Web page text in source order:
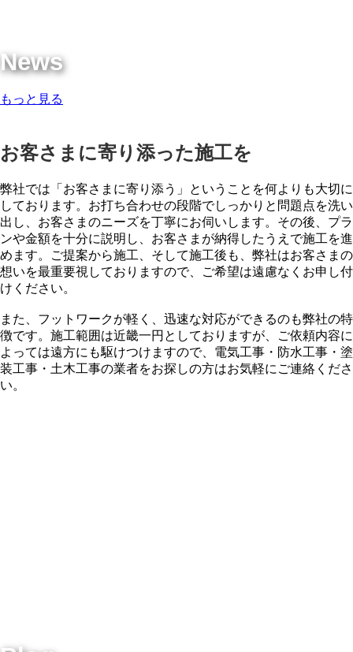
News
もっと見る
お客さまに寄り添った施工を
弊社では「お客さまに寄り添う」ということを何よりも大切に
しております。お打ち合わせの段階でしっかりと問題点を洗い
出し、お客さまのニーズを丁寧にお伺いします。その後、プラ
ンや金額を十分に説明し、お客さまが納得したうえで施工を進
めます。ご提案から施工、そして施工後も、弊社はお客さまの
想いを最重要視しておりますので、ご希望は遠慮なくお申し付
けください。
また、フットワークが軽く、迅速な対応ができるのも弊社の特
徴です。施工範囲は近畿一円としておりますが、ご依頼内容に
よっては遠方にも駆けつけますので、電気工事・防水工事・塗
装工事・土木工事の業者をお探しの方はお気軽にご連絡くださ
い。